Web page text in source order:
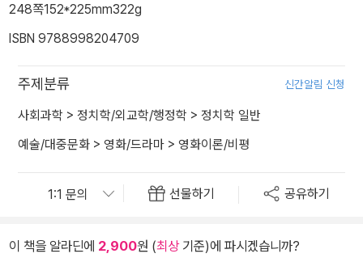
248쪽152*225mm322g
ISBN 9788998204709
주제분류 신간알림 신청
사회과학 > 정치학/외교학/행정학 > 정치학 일반
예술/대중문화 > 영화/드라마 > 영화이론/비평
선물하기 공유하기
이 책을 알라딘에 2,900원 (최상기준)에 파시겠습니까?